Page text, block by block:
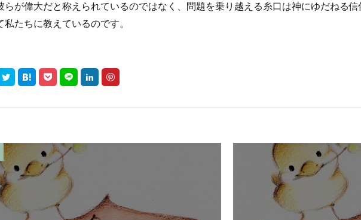
らが偉大だと称えられているのではなく、問題を乗り越える糸口は神にゆだねる
私たちに教えているのです。